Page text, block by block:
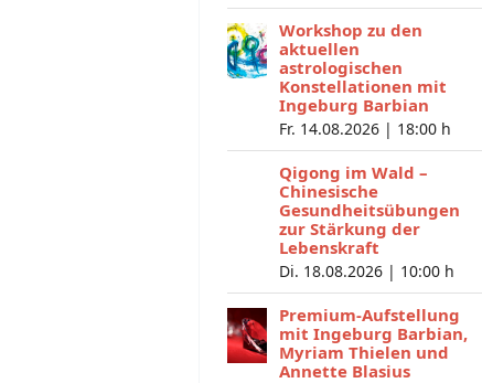
Workshop zu den
aktuellen
astrologischen
Konstellationen mit
Ingeburg Barbian
Fr. 14.08.2026 | 18:00 h
Qigong im Wald –
Chinesische
Gesundheitsübungen
zur Stärkung der
Lebenskraft
Di. 18.08.2026 | 10:00 h
Premium-Aufstellung
mit Ingeburg Barbian,
Myriam Thielen und
Annette Blasius